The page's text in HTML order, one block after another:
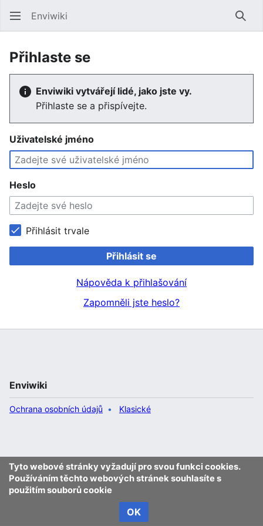
Enviwiki
Přihlaste se
Enviwiki vytvářejí lidé, jako jste vy.
Přihlaste se a přispívejte.
Uživatelské jméno
Heslo
Přihlásit trvale
Přihlásit se
Nápověda k přihlašování
Zapomněli jste heslo?
Tyto webové stránky vyžadují pro svou funkci cookies.
Používáním těchto webových stránek souhlasíte s
použitím souborů cookie
OK
Enviwiki
Ochrana osobních údajů Klasické